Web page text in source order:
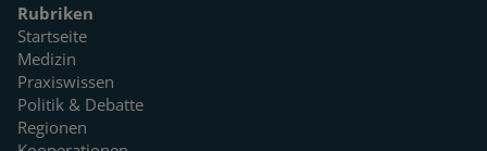
Rubriken
Startseite
Medizin
Praxiswissen
Politik & Debatte
Regionen